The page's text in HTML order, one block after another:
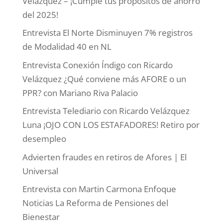
del 2025!
Entrevista El Norte Disminuyen 7% registros
de Modalidad 40 en NL
Entrevista Conexión Índigo con Ricardo
Velázquez ¿Qué conviene más AFORE o un
PPR? con Mariano Riva Palacio
Entrevista Telediario con Ricardo Velázquez
Luna ¡OJO CON LOS ESTAFADORES! Retiro por
desempleo
Advierten fraudes en retiros de Afores | El
Universal
Entrevista con Martin Carmona Enfoque
Noticias La Reforma de Pensiones del
Bienestar